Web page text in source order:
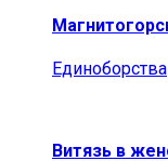
Единоборства
Витязь в